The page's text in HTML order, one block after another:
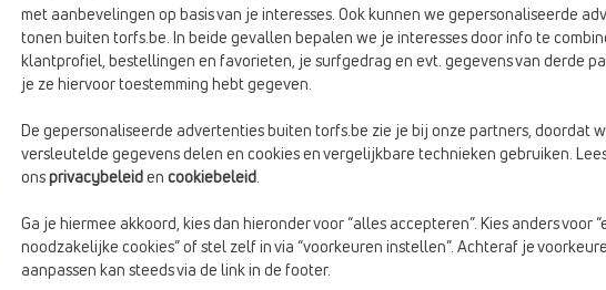
Maat
met aanbevelingen op basis van je interesses. Ook kunnen we gepersonaliseerde
tonen buiten torfs.be. In beide gevallen bepalen we je interesses door info te
klantprofiel, bestellingen en favorieten, je surfgedrag en evt. gegevens van derde
je ze hiervoor toestemming hebt gegeven.
De gepersonaliseerde advertenties buiten torfs.be zie je bij onze partners, doordat
versleutelde gegevens delen en cookies en vergelijkbare technieken gebruiken.
ons privacybeleid en cookiebeleid.
Ga je hiermee akkoord, kies dan hieronder voor “alles accepteren”. Kies anders voor
noodzakelijke cookies” of stel zelf in via “voorkeuren instellen”. Achteraf je
aanpassen kan steeds via de link in de footer.